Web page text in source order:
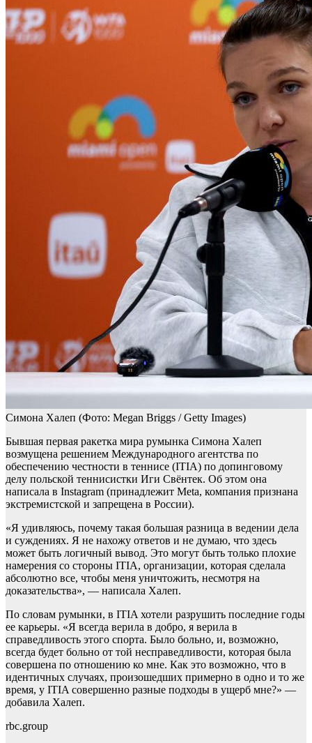
Симона Халеп (Фото: Megan Briggs / Getty Images)
Бывшая первая ракетка мира румынка Симона Халеп
возмущена решением Международного агентства по
обеспечению честности в теннисе (ITIA) по допинговому
делу польской теннисистки Иги Свёнтек. Об этом она
написала в Instagram (принадлежит Meta, компания признана
экстремистской и запрещена в России).
«Я удивляюсь, почему такая большая разница в ведении дела
и суждениях. Я не нахожу ответов и не думаю, что здесь
может быть логичный вывод. Это могут быть только плохие
намерения со стороны ITIA, организации, которая сделала
абсолютно все, чтобы меня уничтожить, несмотря на
доказательства», — написала Халеп.
По словам румынки, в ITIA хотели разрушить последние годы
ее карьеры. «Я всегда верила в добро, я верила в
справедливость этого спорта. Было больно, и, возможно,
всегда будет больно от той несправедливости, которая была
совершена по отношению ко мне. Как это возможно, что в
идентичных случаях, произошедших примерно в одно и то же
время, у ITIA совершенно разные подходы в ущерб мне?» —
добавила Халеп.
rbc.group